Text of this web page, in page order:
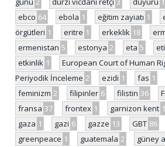
ebco 64 ebola 1 eğitim zayiatı 1
örgütleri 1 eritre 1 erkeklik 18
ermenistan 5 estonya 2 eta 5
etkinlik 1 European Court of Human
Periyodik İnceleme 2 ezidi 1 fas 1
feminizm 2 filipinler 6 filistin 36
fransa 37 frontex 1 garnizon kent 1
gaza 1 gazi 6 gazze 13 GBT 86
greenpeace 1 guatemala 2 güney